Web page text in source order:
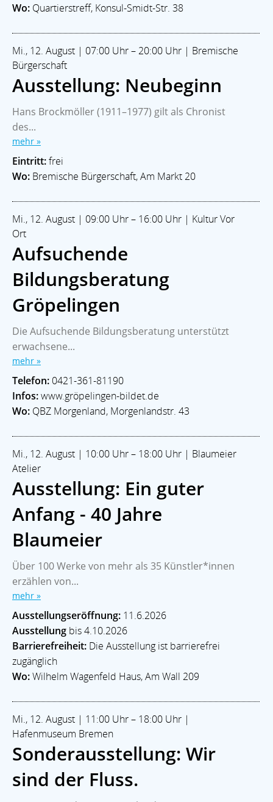
Wo: Quartierstreff, Konsul-Smidt-Str. 38
Mi., 12. August | 07:00 Uhr – 20:00 Uhr | Bremische
Bürgerschaft
Ausstellung: Neubeginn
Hans Brockmöller (1911–1977) gilt als Chronist
des...
mehr »
Eintritt:frei
Wo: Bremische Bürgerschaft, Am Markt 20
Mi., 12. August | 09:00 Uhr – 16:00 Uhr | Kultur Vor
Ort
Aufsuchende
Bildungsberatung
Gröpelingen
Die Aufsuchende Bildungsberatung unterstützt
erwachsene...
mehr »
Telefon: 0421-361-81190
Infos:www.gröpelingen-bildet.de
Wo: QBZ Morgenland, Morgenlandstr. 43
Mi., 12. August | 10:00 Uhr – 18:00 Uhr | Blaumeier
Atelier
Ausstellung: Ein guter
Anfang - 40 Jahre
Blaumeier
Über 100 Werke von mehr als 35 Künstler*innen
erzählen von...
mehr »
Ausstellungseröffnung: 11.6.2026
Ausstellung bis 4.10.2026
Barrierefreiheit: Die Ausstellung ist barrierefrei
zugänglich
Wo:Wilhelm Wagenfeld Haus, Am Wall 209
Mi., 12. August | 11:00 Uhr – 18:00 Uhr |
Hafenmuseum Bremen
Sonderausstellung: Wir
sind der Fluss.